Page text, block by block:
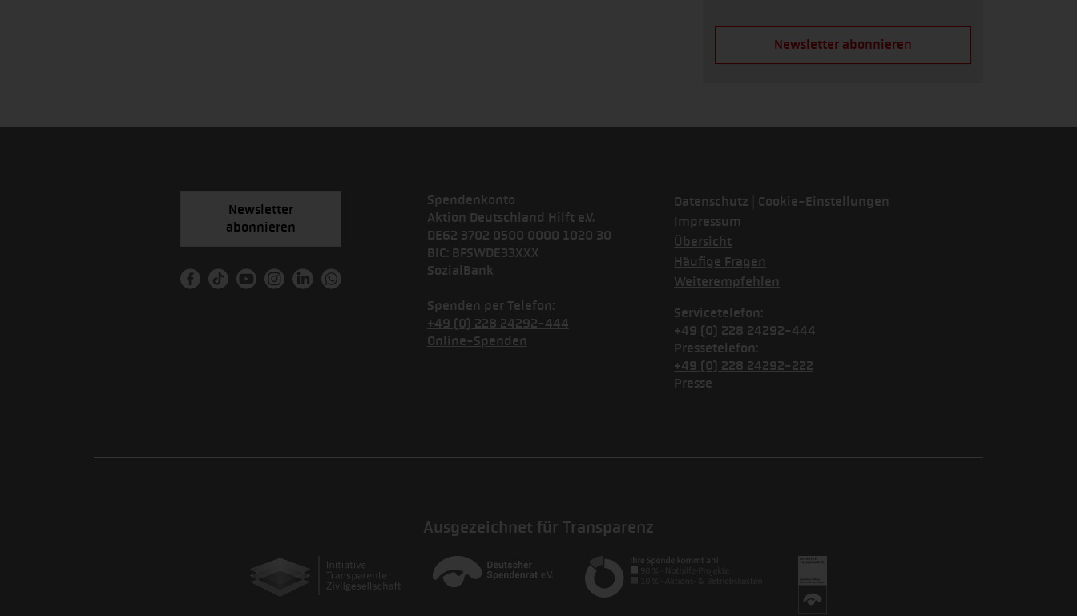
Newsletter abonnieren
Newsletter
abonnieren
Spendenkonto
Aktion Deutschland Hilft e.V.
DE62 3702 0500 0000 1020 30
BIC: BFSWDE33XXX
SozialBank
Spenden per Telefon:
+49 (0) 228 24292-444
Online-Spenden
Datenschutz
Cookie-Einstellungen
Impressum
Übersicht
Häufige Fragen
Weiterempfehlen
Servicetelefon:
+49 (0) 228 24292-444
Pressetelefon:
+49 (0) 228 24292-222
Presse
Ausgezeichnet für Transparenz